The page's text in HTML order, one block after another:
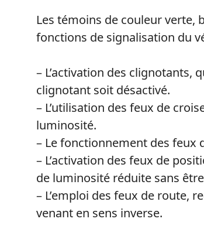
Les témoins de couleur verte,
fonctions de signalisation du
– L’activation des clignotants,
clignotant soit désactivé.
– L’utilisation des feux de
luminosité.
– Le fonctionnement des feux
– L’activation des feux de
de luminosité réduite sans
– L’emploi des feux de route,
venant en sens inverse.